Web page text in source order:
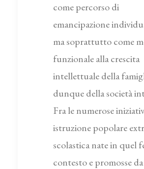
come percorso di
emancipazione
ma soprattutto come
funzionale alla crescita
intellettuale della
dunque della società
Fra le numerose
istruzione popolare
scolastica nate in quel
contesto e promosse